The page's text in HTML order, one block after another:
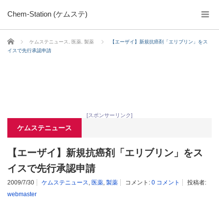
Chem-Station (ケムステ)
ホーム ケムステニュース 医薬 製薬
【エーザイ】新規抗癌剤「エリブリン」をス
イスで先行承認申請
[スポンサーリンク]
ケムステニュース
【エーザイ】新規抗癌剤「エリブリン」をス
イスで先行承認申請
2009/7/30 ケムステニュース, 医薬, 製薬 コメント: 0 コメント
投稿者:
webmaster